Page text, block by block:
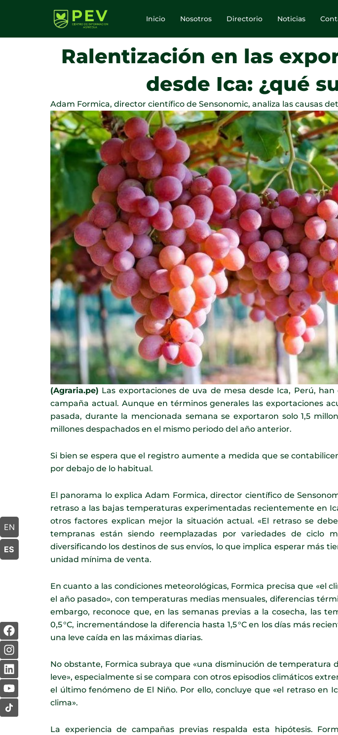
Inicio Nosotros Directorio Noticias
Ralentización en las
desde Ica: ¿qué
Adam Formica, director científico de Sensonomic, analiza las causas
(Agraria.pe) Las exportaciones de uva de mesa desde Ica, Perú,
campaña actual. Aunque en términos generales las exportaciones
pasada, durante la mencionada semana se exportaron solo 1,5
millones despachados en el mismo periodo del año anterior.
Si bien se espera que el registro aumente a medida que se
por debajo de lo habitual.
El panorama lo explica Adam Formica, director científico de
retraso a las bajas temperaturas experimentadas recientemente en
otros factores explican mejor la situación actual. «El retraso se
tempranas están siendo reemplazadas por variedades de ciclo
diversificando los destinos de sus envíos, lo que implica esperar más
unidad mínima de venta.
En cuanto a las condiciones meteorológicas, Formica precisa que «el
el año pasado», con temperaturas medias mensuales, diferencias
embargo, reconoce que, en las semanas previas a la cosecha, las
0,5 °C, incrementándose la diferencia hasta 1,5 °C en los días más
una leve caída en las máximas diarias.
No obstante, Formica subraya que «una disminución de temperatura
leve», especialmente si se compara con otros episodios climáticos
el último fenómeno de El Niño. Por ello, concluye que «el retraso
clima».
La experiencia de campañas previas respalda esta hipótesis.
EN
ES
F
a
c
e
b
o
o
k
I
n
s
t
a
g
r
a
m
L
i
n
k
e
d
i
n
Y
o
u
t
u
b
e